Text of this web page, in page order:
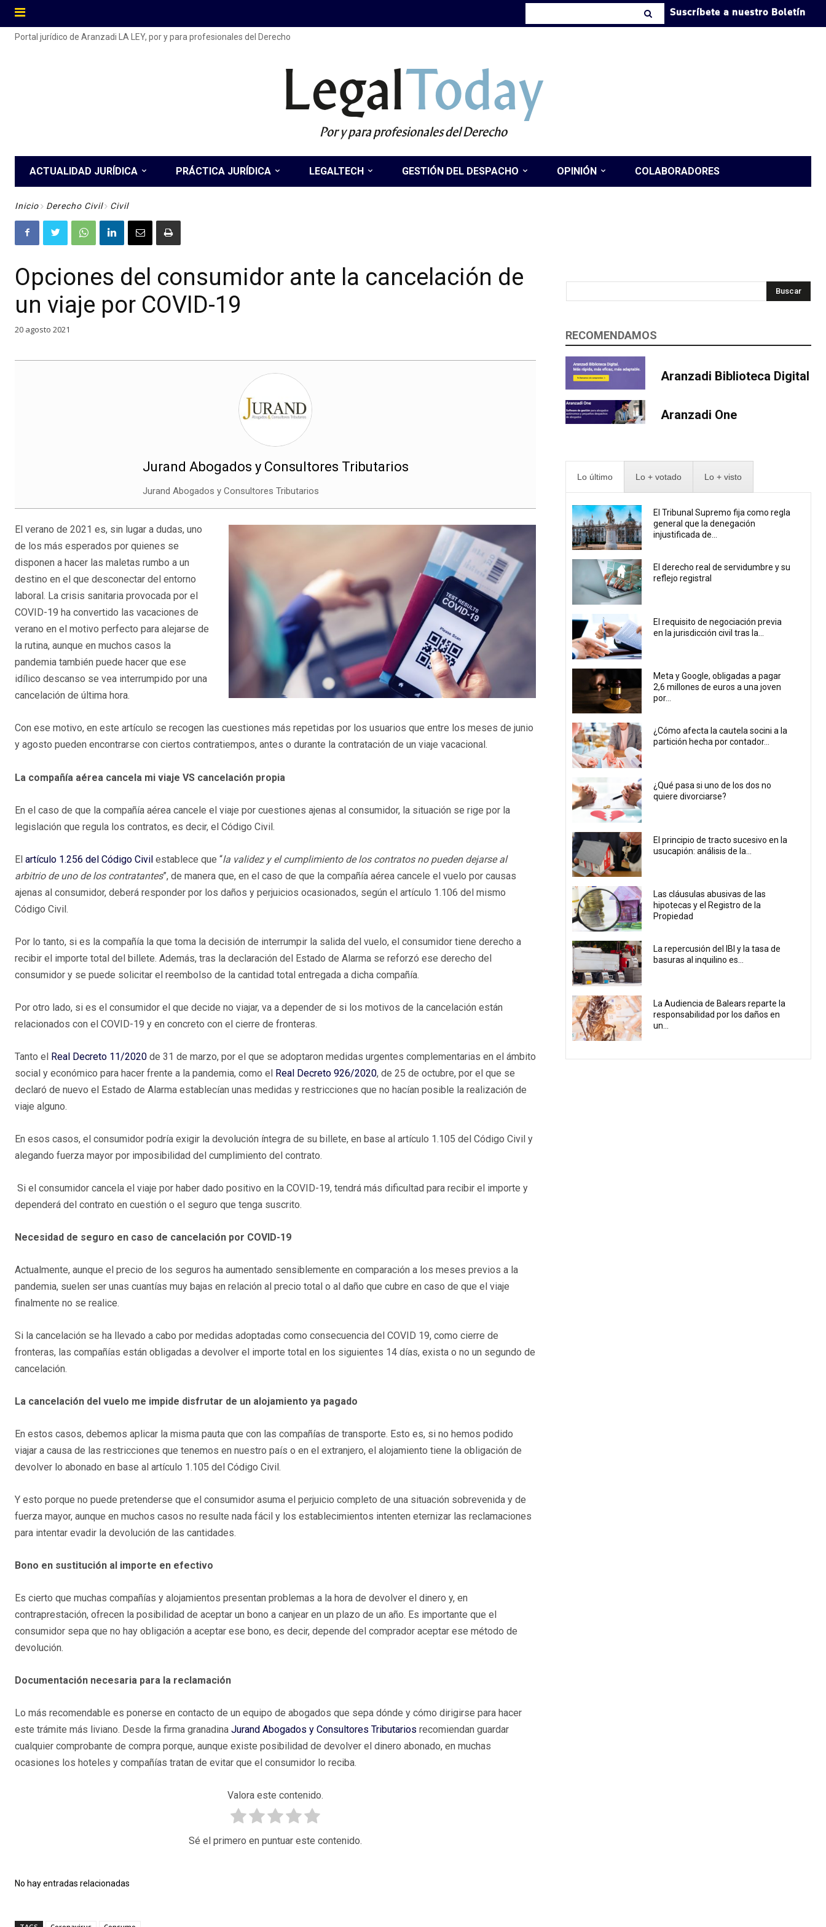
Suscríbete a nuestro Boletín
Portal jurídico de Aranzadi LA LEY, por y para profesionales del Derecho
LegalToday
Por y para profesionales del Derecho
ACTUALIDAD JURÍDICA PRÁCTICA JURÍDICA LEGALTECH GESTIÓN DEL DESPACHO OPINIÓN COLABORADORES
Inicio Derecho Civil Civil
Opciones del consumidor ante la cancelación de
un viaje por COVID-19
20 agosto 2021
Jurand Abogados y Consultores Tributarios
Jurand Abogados y Consultores Tributarios
El verano de 2021 es, sin lugar a dudas, uno
de los más esperados por quienes se
disponen a hacer las maletas rumbo a un
destino en el que desconectar del entorno
laboral. La crisis sanitaria provocada por el
COVID-19 ha convertido las vacaciones de
verano en el motivo perfecto para alejarse de
la rutina, aunque en muchos casos la
pandemia también puede hacer que ese
idílico descanso se vea interrumpido por una
cancelación de última hora.
Con ese motivo, en este artículo se recogen las cuestiones más repetidas por los usuarios que entre los meses de junio
y agosto pueden encontrarse con ciertos contratiempos, antes o durante la contratación de un viaje vacacional.
La compañía aérea cancela mi viaje VS cancelación propia
En el caso de que la compañía aérea cancele el viaje por cuestiones ajenas al consumidor, la situación se rige por la
legislación que regula los contratos, es decir, el Código Civil.
El artículo 1.256 del Código Civil establece que “la validez y el cumplimiento de los contratos no pueden dejarse al
arbitrio de uno de los contratantes”, de manera que, en el caso de que la compañía aérea cancele el vuelo por causas
ajenas al consumidor, deberá responder por los daños y perjuicios ocasionados, según el artículo 1.106 del mismo
Código Civil.
Por lo tanto, si es la compañía la que toma la decisión de interrumpir la salida del vuelo, el consumidor tiene derecho a
recibir el importe total del billete. Además, tras la declaración del Estado de Alarma se reforzó ese derecho del
consumidor y se puede solicitar el reembolso de la cantidad total entregada a dicha compañía.
Por otro lado, si es el consumidor el que decide no viajar, va a depender de si los motivos de la cancelación están
relacionados con el COVID-19 y en concreto con el cierre de fronteras.
Tanto el Real Decreto 11/2020 de 31 de marzo, por el que se adoptaron medidas urgentes complementarias en el ámbito
social y económico para hacer frente a la pandemia, como el
Real Decreto 926/2020, de 25 de octubre, por el que se
declaró de nuevo el Estado de Alarma establecían unas medidas y restricciones que no hacían posible la realización de
viaje alguno.
En esos casos, el consumidor podría exigir la devolución íntegra de su billete, en base al artículo 1.105 del Código Civil y
alegando fuerza mayor por imposibilidad del cumplimiento del contrato.
Si el consumidor cancela el viaje por haber dado positivo en la COVID-19, tendrá más dificultad para recibir el importe y
dependerá del contrato en cuestión o el seguro que tenga suscrito.
Necesidad de seguro en caso de cancelación por COVID-19
Actualmente, aunque el precio de los seguros ha aumentado sensiblemente en comparación a los meses previos a la
pandemia, suelen ser unas cuantías muy bajas en relación al precio total o al daño que cubre en caso de que el viaje
finalmente no se realice.
Si la cancelación se ha llevado a cabo por medidas adoptadas como consecuencia del COVID 19, como cierre de
fronteras, las compañías están obligadas a devolver el importe total en los siguientes 14 días, exista o no un segundo de
cancelación.
La cancelación del vuelo me impide disfrutar de un alojamiento ya pagado
En estos casos, debemos aplicar la misma pauta que con las compañías de transporte. Esto es, si no hemos podido
viajar a causa de las restricciones que tenemos en nuestro país o en el extranjero, el alojamiento tiene la obligación de
devolver lo abonado en base al artículo 1.105 del Código Civil.
Y esto porque no puede pretenderse que el consumidor asuma el perjuicio completo de una situación sobrevenida y de
fuerza mayor, aunque en muchos casos no resulte nada fácil y los establecimientos intenten eternizar las reclamaciones
para intentar evadir la devolución de las cantidades.
Bono en sustitución al importe en efectivo
Es cierto que muchas compañías y alojamientos presentan problemas a la hora de devolver el dinero y, en
contraprestación, ofrecen la posibilidad de aceptar un bono a canjear en un plazo de un año. Es importante que el
consumidor sepa que no hay obligación a aceptar ese bono, es decir, depende del comprador aceptar ese método de
devolución.
Documentación necesaria para la reclamación
Lo más recomendable es ponerse en contacto de un equipo de abogados que sepa dónde y cómo dirigirse para hacer
este trámite más liviano. Desde la firma granadina Jurand Abogados y Consultores Tributarios recomiendan guardar
cualquier comprobante de compra porque, aunque existe posibilidad de devolver el dinero abonado, en muchas
ocasiones los hoteles y compañías tratan de evitar que el consumidor lo reciba.
Valora este contenido.
Sé el primero en puntuar este contenido.
No hay entradas relacionadas
Buscar
RECOMENDAMOS
Aranzadi Biblioteca Digital
Aranzadi One
Lo último Lo + votado Lo + visto
El Tribunal Supremo fija como regla
general que la denegación
injustificada de...
El derecho real de servidumbre y su
reflejo registral
El requisito de negociación previa
en la jurisdicción civil tras la...
Meta y Google, obligadas a pagar
2,6 millones de euros a una joven
por...
¿Cómo afecta la cautela socini a la
partición hecha por contador...
¿Qué pasa si uno de los dos no
quiere divorciarse?
El principio de tracto sucesivo en la
usucapión: análisis de la...
Las cláusulas abusivas de las
hipotecas y el Registro de la
Propiedad
La repercusión del IBI y la tasa de
basuras al inquilino es...
La Audiencia de Balears reparte la
responsabilidad por los daños en
un...